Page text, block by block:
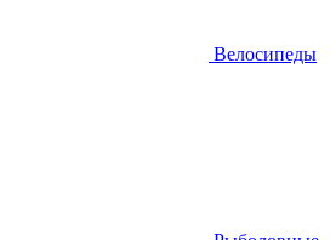
Велосипеды